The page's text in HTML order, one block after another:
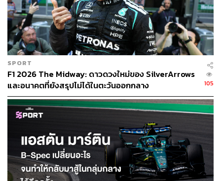
SPORT
F1 2026 The Midway: ดาวดวงใหม่ของ SilverArrows
และอนาคตที่ยังสรุปไม่ได้ในตะวันออกกลาง
105